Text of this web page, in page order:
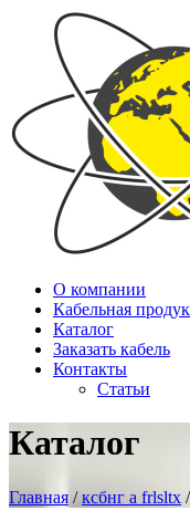
О компании
Кабельная
Каталог
Заказать кабель
Контакты
Статьи
Каталог
Главная /ксбнг а frlsltx